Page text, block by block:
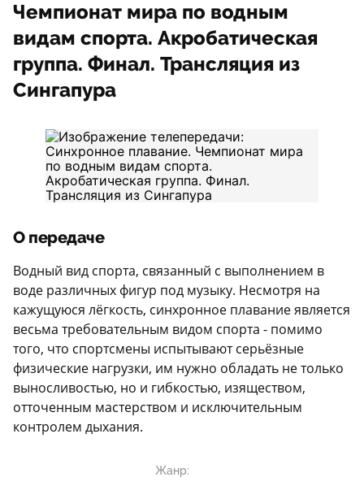
Чемпионат мира по водным
видам спорта. Акробатическая
группа. Финал. Трансляция из
Сингапура
О передаче
Водный вид спорта, связанный с выполнением в
воде различных фигур под музыку. Несмотря на
кажущуюся лёгкость, синхронное плавание является
весьма требовательным видом спорта - помимо
того, что спортсмены испытывают серьёзные
физические нагрузки, им нужно обладать не только
выносливостью, но и гибкостью, изяществом,
отточенным мастерством и исключительным
контролем дыхания.
Жанр: